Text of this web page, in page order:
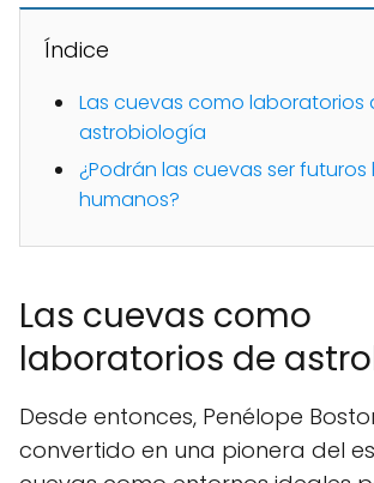
Índice
Las cuevas como laboratorios
astrobiología
¿Podrán las cuevas ser
humanos?
Las cuevas como
laboratorios de
Desde entonces, Penélope
convertido en una pionera del